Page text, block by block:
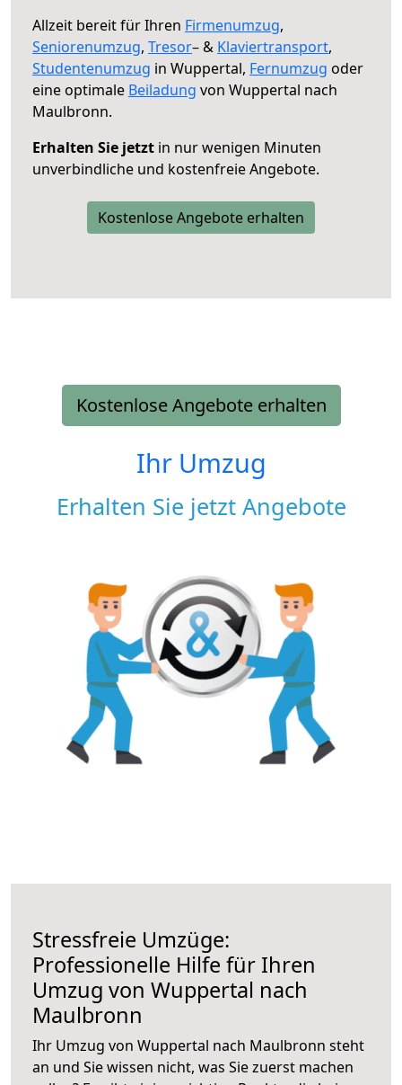
Allzeit bereit für Ihren Firmenumzug,
Seniorenumzug, Tresor– & Klaviertransport,
Studentenumzug in Wuppertal, Fernumzug oder
eine optimale Beiladung von Wuppertal nach
Maulbronn.
Erhalten Sie jetzt in nur wenigen Minuten
unverbindliche und kostenfreie Angebote.
Kostenlose Angebote erhalten
Kostenlose Angebote erhalten
Ihr Umzug
Erhalten Sie jetzt Angebote
Stressfreie Umzüge:
Professionelle Hilfe für Ihren
Umzug von Wuppertal nach
Maulbronn
Ihr Umzug von Wuppertal nach Maulbronn steht
an und Sie wissen nicht, was Sie zuerst machen